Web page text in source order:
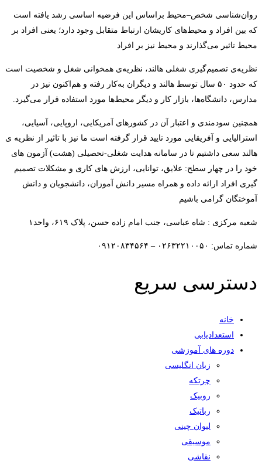
روان‌شناسی شخص–محیط براساس این فرضیه اساسی رشد یافته است
که بین افراد و محیط‌های کاریشان ارتباط متقابل وجود دارد؛ یعنی افراد بر
محیط تاثیر می‌گذارند و محیط نیز بر افراد
نظریه‌ی تصمیم‌گیری شغلی هالند، نظریه‌ی همخوانی شغل و شخصیت است
که حدود ۵۰ سال توسط هالند و دیگران به‌کار رفته و هم‌اکنون نیز در
مدارس، دانشگاه‌ها، بازار کار و دیگر محیط‌ها مورد استفاده قرار می‌گیرد.
همچنین سودمندی و اعتبار آن در کشورهای آمریکایی، اروپایی، آسیایی،
استرالیایی و آفریقایی مورد تایید قرار گرفته است ما نیز با تاثیر از نظریه ی
هالند سعی داشتیم تا در سامانه هدایت شغلی-تحصیلی (هشت) آزمون های
خود را در چهار سطح: علایق، توانایی، ارزش های کاری و مشکلات تصمیم
گیری افراد ارائه داده و همراه مسیر دانش آموزان، دانشجویان و دانش
آموختگان گرامی باشیم
شعبه مرکزی : شاه عباسی، جنب امام زاده حسن، پلاک ۶۱۹، واحد۱​
شماره تماس: ۰۲۶۳۲۲۱۰۰۵۰ – ۰۹۱۲۰۸۳۴۵۶۴
دسترسی سریع
خانه
استعدادیابی
دوره های آموزشی
زبان انگلیسی
چرتکه
روبیک
رباتیک
لیوان چینی
موسیقی
نقاشی